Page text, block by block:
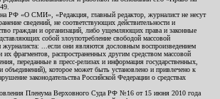
РФ «О СМИ», «Редакция, главный редактор, журналист не несут
сведений, не соответствующих действительности и
граждан и организаций, либо ущемляющих права и законные
собой злоупотребление свободой массовой
...если они являются дословным воспроизведением
фрагментов, распространенных другим средством массовой
переданные в пресс-релизах и информация государственных,
объединений), которое может быть установлено и привлечено к
законодательства Российской Федерации о средствах
Пленума Верховного Суда РФ №16 от 15 июня 2010 года